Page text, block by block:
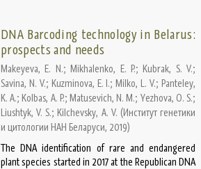
DNA Barcoding technology in Belarus:
prospects and needs
Makeyeva, E. N.; Mikhalenko, E. P.; Kubrak, S. V.;
Savina, N. V.; Kuzminova, Е. I.; Milko, L. V.; Panteley,
K. A.; Kolbas, A. P.; Matusevich, N. M.; Yezhova, O. S.;
Liushtyk, V. S.; Kilchevsky, A. V. (Институт генетики
и цитологии НАН Беларуси, 2019)
The DNA identification of rare and endangered
plant species started in 2017 at the Republican DNA